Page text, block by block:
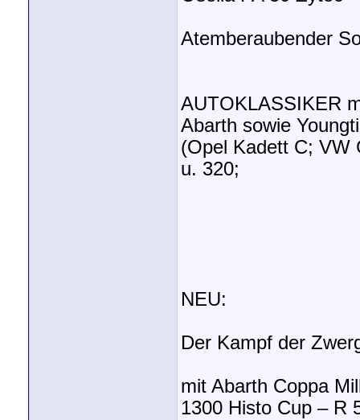
Atemberaubender
AUTOKLASSIKER
Abarth sowie
(Opel Kadett C; VW
u. 320;
NEU:
Der Kampf der
mit Abarth Coppa
1300 Histo Cup – R